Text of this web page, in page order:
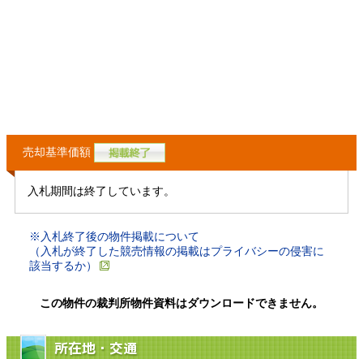
売却基準価額
入札期間は終了しています。
※入札終了後の物件掲載について
（入札が終了した競売情報の掲載はプライバシーの侵害に
該当するか）
この物件の裁判所物件資料はダウンロードできません。
所在地・交通